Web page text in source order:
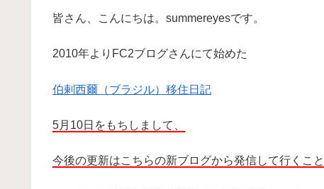
皆さん、こんにちは。summereyesです。
2010年よりFC2ブログさんにて始めた
伯剌西爾（ブラジル）移住日記
5月10日をもちしまして、
今後の更新はこちらの新ブログから発信して行くこと